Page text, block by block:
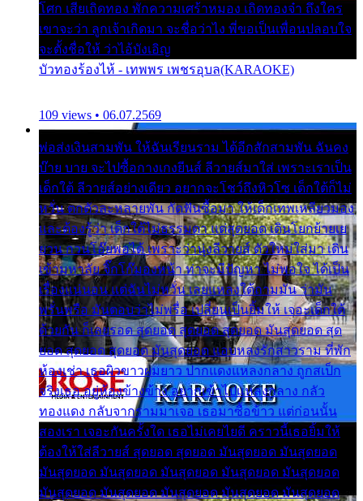
โศก เสียเถิดทอง พักความเศร้าหมอง เถิดทองจ๋า ถึงใคร
เขาจะว่า ลูกเจ้าเกิดมา จะชื่อว่าไง พี่ขอเป็นเพื่อนปลอบใจ
จะตั้งชื่อให้ ว่าไอ้บังเอิญ
บัวทองร้องไห้ - เทพพร เพชรอุบล(KARAOKE)
109 views • 06.07.2569
พ่อส่งเงินสามพัน ให้ฉันเรียนราม ได้อีกสักสามพัน ฉันคง
บ๊าย บาย จะไปซื้อกางเกงยีนส์ ลีวายส์มาใส่ เพราะเราเป็น
เด็กใต้ ลีวายส์อย่างเดียว อยากจะโชว์ถึงหิวโซ เด็กใต้ก็ไม่
หวั่น ตกตัวละหลายพัน กัดฟันซื้อมา ให้เด็กเทพเหลียวมอง
และต้องรู้ว่า เด็กใต้ไม่ธรรมดา แต่สุดยอด เดินโยกย้ายเย
ยวน กวนโอ๊ยพอได้ เพราะว่านุ่งลีวายส์ ตัวใหม่ใส่มา เดิน
เข้ามหาลัย จิ๊กโก๊มองหน้า ท่าจะมีปัญหา ไม่พอใจ ได้เป็น
เรื่องแน่นอน แต่ฉันไม่หวั่น เลยแหลงใต้ถามมัน ว่ามัน
พรั่นพรือ มันตอบว่าไม่พรื่อ เปลี่ยนเป็นยิ้มให้ เจอะเด็กใต้
ด้วยกัน ก็เลยรอด สุดยอด สุดยอด สุดยอด มันสุดยอด สุด
ยอด สุดยอด สุดยอด มันสุดยอด แอบหลงรักสาวราม ที่พัก
ห้องเช่า เธอผิวขาวผมยาว ปากแดงแหลงกลาง ถูกสเป็ก
จริงเธอ อยู่ห้องข้างข้าง อยากเข้าไปแหลงกลาง กลัว
ทองแดง กลับจากรามมาเจอ เธอมาซื้อข้าว แต่ก่อนนั้น
สองเรา เจอะกันครั้งใด เธอไม่เคยไยดี คราวนี้เธอยิ้มให้
ต้องให้ใส่ลีวายส์ สุดยอด สุดยอด มันสุดยอด มันสุดยอด
มันสุดยอด มันสุดยอด มันสุดยอด มันสุดยอด มันสุดยอด
มันสุดยอด มันสุดยอด มันสุดยอด มันสุดยอด มันสุดยอด